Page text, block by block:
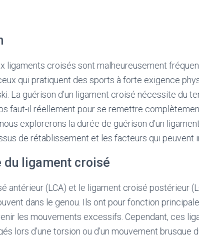
ligaments croisés sont malheureusement
qui pratiquent des sports à forte exigence
La guérison d’un ligament croisé nécessite du
faut-il réellement pour se remettre
explorerons la durée de guérison d’un
de rétablissement et les facteurs qui peuvent
du ligament croisé
antérieur (LCA) et le ligament croisé postérieur
dans le genou. Ils ont pour fonction
les mouvements excessifs. Cependant, ces
lors d’une torsion ou d’un mouvement brusque